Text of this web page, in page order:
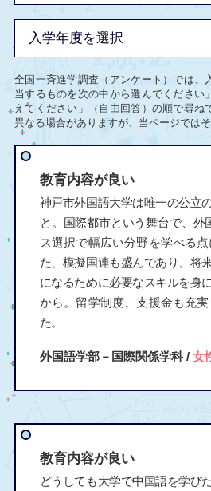
全国一斉進学調査（アンケート）では、
当するものを次の中から選んでください
えてください」（自由回答）の順で尋ね
異なる場合がありますが、当ページでは
教育内容が良い
神戸市外国語大学は唯一の公立
と。国際都市という舞台で、外
ス選択で幅広い分野を学べる
た、模擬国連も盛んであり、将
になるために必要なスキルを身
から。留学制度、支援金も充
た。
外国語学部－国際関係学科 / 女
教育内容が良い
どうしても大学で中国語を学び